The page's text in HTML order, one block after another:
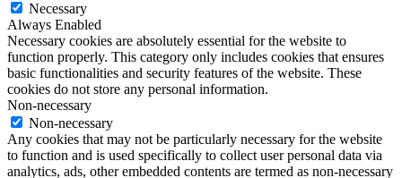
Necessary
Always Enabled
Necessary cookies are absolutely essential for the website to
function properly. This category only includes cookies that ensures
basic functionalities and security features of the website. These
cookies do not store any personal information.
Non-necessary
Non-necessary
Any cookies that may not be particularly necessary for the website
to function and is used specifically to collect user personal data via
analytics, ads, other embedded contents are termed as non-necessary